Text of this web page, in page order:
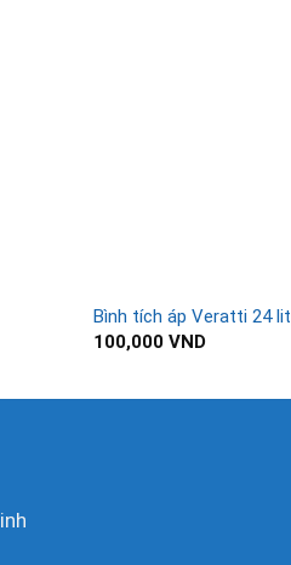
Bình tích áp Veratti 24 lit
100,000 VND